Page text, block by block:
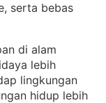
serta bebas
di alam
lebih
lingkungan
hidup lebih